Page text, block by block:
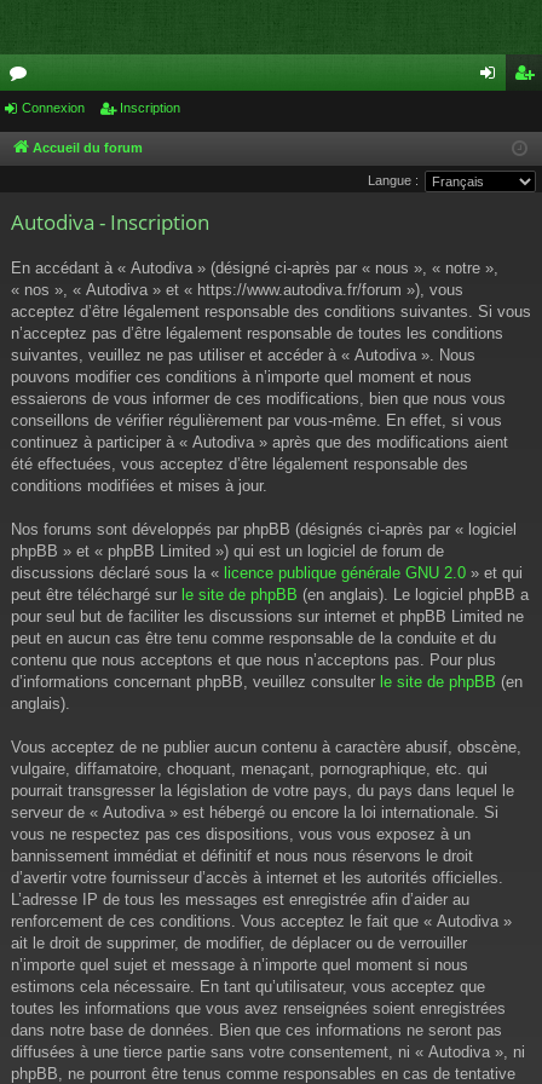
or
u
s
cri
pti
Connexion Inscription
Accueil du forum
Langue :
Autodiva - Inscription
En accédant à « Autodiva » (désigné ci-après par « nous », « notre »,
« nos », « Autodiva » et « https://www.autodiva.fr/forum »), vous
acceptez d’être légalement responsable des conditions suivantes. Si vous
n’acceptez pas d’être légalement responsable de toutes les conditions
suivantes, veuillez ne pas utiliser et accéder à « Autodiva ». Nous
pouvons modifier ces conditions à n’importe quel moment et nous
essaierons de vous informer de ces modifications, bien que nous vous
conseillons de vérifier régulièrement par vous-même. En effet, si vous
continuez à participer à « Autodiva » après que des modifications aient
été effectuées, vous acceptez d’être légalement responsable des
conditions modifiées et mises à jour.
Nos forums sont développés par phpBB (désignés ci-après par « logiciel
phpBB » et « phpBB Limited ») qui est un logiciel de forum de
discussions déclaré sous la « licence publique générale GNU 2.0 » et qui
peut être téléchargé sur le site de phpBB (en anglais). Le logiciel phpBB a
pour seul but de faciliter les discussions sur internet et phpBB Limited ne
peut en aucun cas être tenu comme responsable de la conduite et du
contenu que nous acceptons et que nous n’acceptons pas. Pour plus
d’informations concernant phpBB, veuillez consulter le site de phpBB (en
anglais).
Vous acceptez de ne publier aucun contenu à caractère abusif, obscène,
vulgaire, diffamatoire, choquant, menaçant, pornographique, etc. qui
pourrait transgresser la législation de votre pays, du pays dans lequel le
serveur de « Autodiva » est hébergé ou encore la loi internationale. Si
vous ne respectez pas ces dispositions, vous vous exposez à un
bannissement immédiat et définitif et nous nous réservons le droit
d’avertir votre fournisseur d’accès à internet et les autorités officielles.
L’adresse IP de tous les messages est enregistrée afin d’aider au
renforcement de ces conditions. Vous acceptez le fait que « Autodiva »
ait le droit de supprimer, de modifier, de déplacer ou de verrouiller
n’importe quel sujet et message à n’importe quel moment si nous
estimons cela nécessaire. En tant qu’utilisateur, vous acceptez que
toutes les informations que vous avez renseignées soient enregistrées
dans notre base de données. Bien que ces informations ne seront pas
diffusées à une tierce partie sans votre consentement, ni « Autodiva », ni
phpBB, ne pourront être tenus comme responsables en cas de tentative